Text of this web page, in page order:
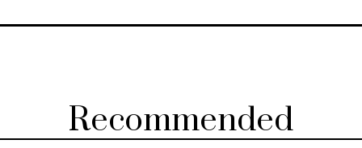
Recommended